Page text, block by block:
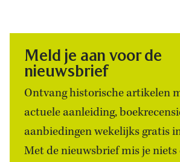
Meld je aan voor de
nieuwsbrief
Ontvang historische artikelen
actuele aanleiding,
aanbiedingen wekelijks gratis
Met de nieuwsbrief mis je niets